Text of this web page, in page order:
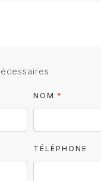
NOM *
TÉLÉPHONE